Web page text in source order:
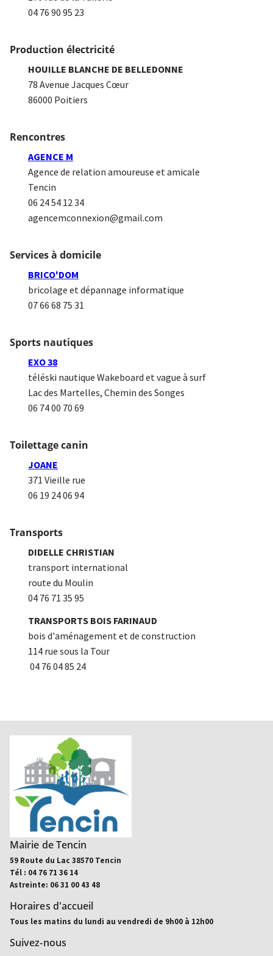
04 76 90 95 23
Production électricité
HOUILLE BLANCHE DE BELLEDONNE
78 Avenue Jacques Cœur
86000 Poitiers
Rencontres
AGENCE M
Agence de relation amoureuse et amicale
Tencin
06 24 54 12 34
agencemconnexion@gmail.com
Services à domicile
BRICO'DOM
bricolage et dépannage informatique
07 66 68 75 31
Sports nautiques
EXO 38
téléski nautique Wakeboard et vague à surf
Lac des Martelles, Chemin des Songes
06 74 00 70 69‎
Toilettage canin
JOANE
371 Vieille rue
06 19 24 06 94
Transports
DIDELLE CHRISTIAN
transport international
route du Moulin
04 76 71 35 95
TRANSPORTS BOIS FARINAUD
bois d'aménagement et de construction
114 rue sous la Tour
04 76 04 85 24
Mairie de Tencin
59 Route du Lac 38570 Tencin
Tél : 04 76 71 36 14
Astreinte: 06 31 00 43 48
Horaires d'accueil
Tous les matins du lundi au vendredi de 9h00 à 12h00
Suivez-nous